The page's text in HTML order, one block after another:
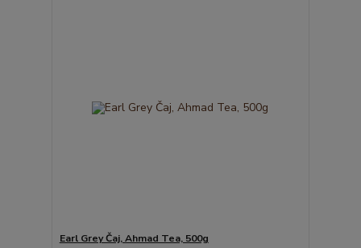
Earl Grey Čaj, Ahmad Tea, 500g